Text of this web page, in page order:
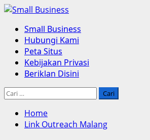
Skip
content
Primary
Menu
Small Business
Hubungi Kami
Peta Situs
Kebijakan Privasi
Beriklan Disini
Cari
Home
Link Outreach Malang